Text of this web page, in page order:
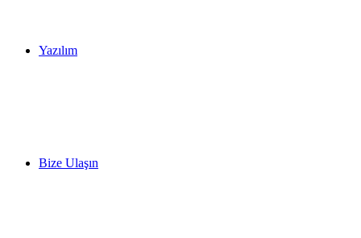
Yazılım
Bize Ulaşın